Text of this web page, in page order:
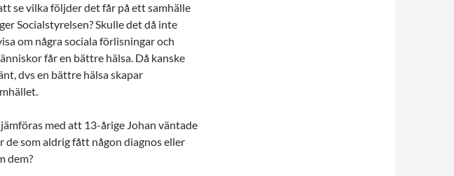
se vilka följder det får på ett samhälle
Socialstyrelsen? Skulle det då inte
om några sociala förlisningar och
får en bättre hälsa. Då kanske
dvs en bättre hälsa skapar
med att 13-årige Johan väntade
de som aldrig fått någon diagnos eller
dem?